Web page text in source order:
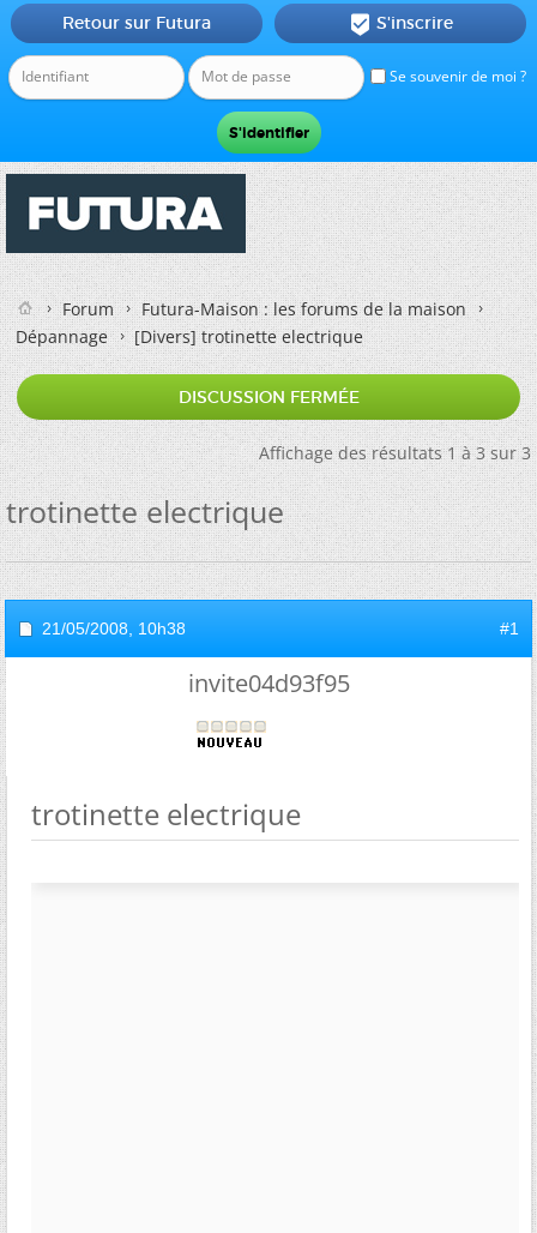
Se souvenir de moi ?
Retour sur Futura  S'inscrire
Forum
Futura-Maison : les forums de la maison
Dépannage
[Divers]trotinette electrique
DISCUSSION FERMÉE
Affichage des résultats 1 à 3 sur 3
trotinette electrique
21/05/2008, 10h38 #1
invite04d93f95
trotinette electrique